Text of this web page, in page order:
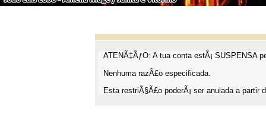
ATENÃ‡ÃƒO: A tua conta estÃ¡ SUSPENSA
Nenhuma razÃ£o especificada.
Esta restriÃ§Ã£o poderÃ¡ ser anulada a partir